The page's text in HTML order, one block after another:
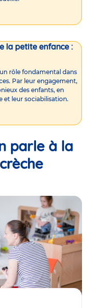
la petite enfance :
rôle fondamental dans
Par leur engagement,
des enfants, en
et leur sociabilisation.
parle à la